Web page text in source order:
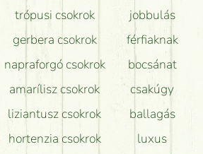
trópusi csokrok
gerbera csokrok
napraforgó csokrok
amarílisz csokrok
liziantusz csokrok
hortenzia csokrok
jobbulás
férfiaknak
bocsánat
csakúgy
ballagás
luxus